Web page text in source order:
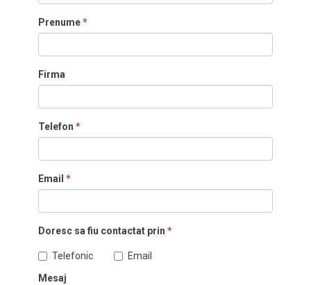
Prenume*
Firma
Telefon *
Email *
Doresc sa fiu contactat prin *
Telefonic
Email
Mesaj